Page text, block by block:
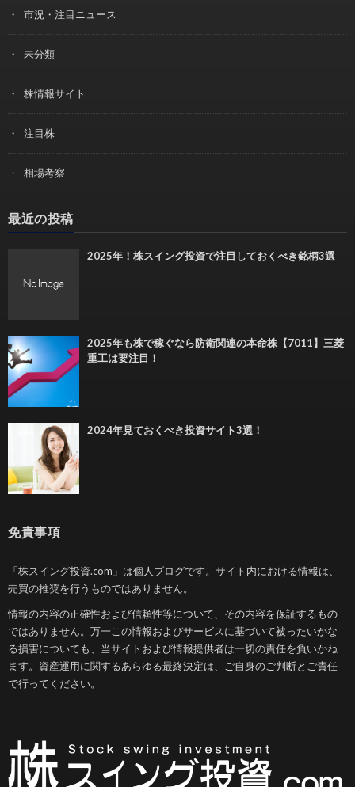
市況・注目ニュース
未分類
株情報サイト
注目株
相場考察
最近の投稿
2025年！株スイング投資で注目しておくべき銘柄3選
2025年も株で稼ぐなら防衛関連の本命株【7011】三菱
重工は要注目！
2024年見ておくべき投資サイト3選！
免責事項
「株スイング投資.com」は個人ブログです。サイト内における情報は、
売買の推奨を行うものではありません。
情報の内容の正確性および信頼性等について、その内容を保証するもの
ではありません。万一この情報およびサービスに基づいて被ったいかな
る損害についても、当サイトおよび情報提供者は一切の責任を負いかね
ます。資産運用に関するあらゆる最終決定は、ご自身のご判断とご責任
で行ってください。